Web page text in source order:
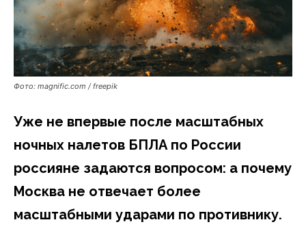
Фото: magnific.com / freepik
Уже не впервые после масштабных
ночных налетов БПЛА по России
россияне задаются вопросом: а почему
Москва не отвечает более
масштабными ударами по противнику.